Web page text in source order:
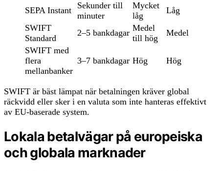
SEPA Instant
Sekunder till
minuter
Mycket
låg
Låg
SWIFT
Standard
2–5 bankdagar Medel
till hög
Medel
SWIFT med
flera
mellanbanker
3–7 bankdagar Hög Hög
SWIFT är bäst lämpat när betalningen kräver global
räckvidd eller sker i en valuta som inte hanteras effektivt
av EU-baserade system.
Lokala betalvägar på europeiska
och globala marknader